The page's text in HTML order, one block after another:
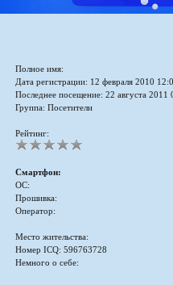
Полное имя:
Дата регистрации: 12 февраля 2010
Последнее посещение: 22 августа 2011
Группа: Посетители
Рейтинг:
Смартфон:
ОС:
Прошивка:
Оператор:
Место жительства:
Номер ICQ: 596763728
Немного о себе: